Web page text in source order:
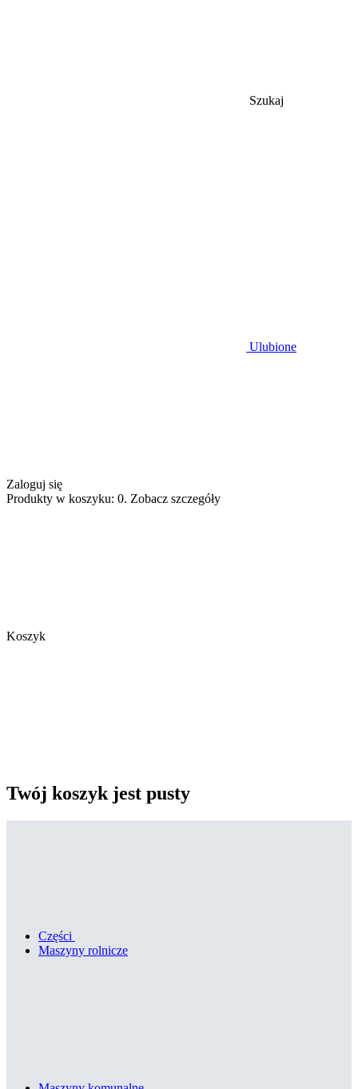
Szukaj
Ulubione
Zaloguj się
Produkty w koszyku: 0. Zobacz szczegóły
Koszyk
Twój koszyk jest pusty
Części
Maszyny rolnicze